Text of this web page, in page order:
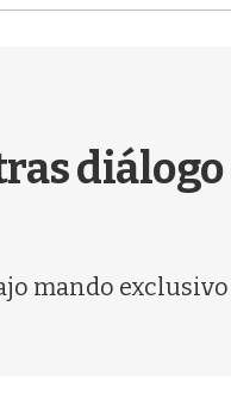
mando